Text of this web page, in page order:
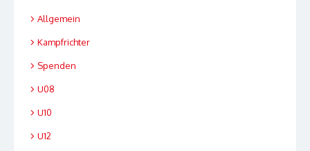
Allgemein
Kampfrichter
Spenden
U08
U10
U12